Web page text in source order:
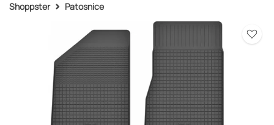
Shoppster Patosnice